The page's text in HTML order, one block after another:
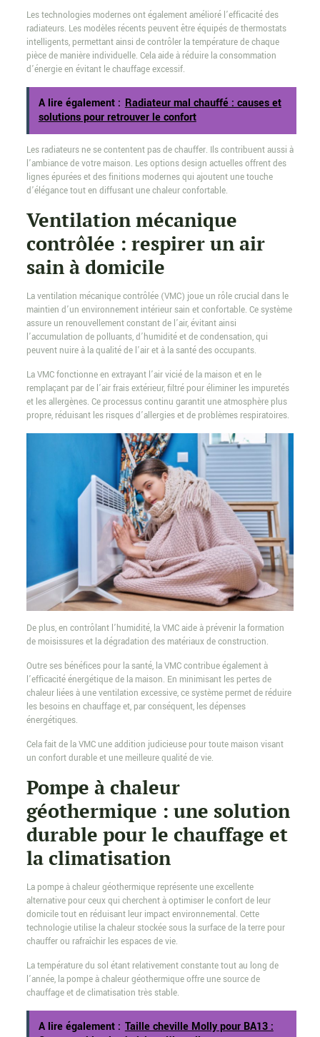
Les technologies modernes ont également amélioré l’efficacité des
radiateurs. Les modèles récents peuvent être équipés de thermostats
intelligents, permettant ainsi de contrôler la température de chaque
pièce de manière individuelle. Cela aide à réduire la consommation
d’énergie en évitant le chauffage excessif.
A lire également : Radiateur mal chauffé : causes et
solutions pour retrouver le confort
Les radiateurs ne se contentent pas de chauffer. Ils contribuent aussi à
l’ambiance de votre maison. Les options design actuelles offrent des
lignes épurées et des finitions modernes qui ajoutent une touche
d’élégance tout en diffusant une chaleur confortable.
Ventilation mécanique
contrôlée : respirer un air
sain à domicile
La ventilation mécanique contrôlée (VMC) joue un rôle crucial dans le
maintien d’un environnement intérieur sain et confortable. Ce système
assure un renouvellement constant de l’air, évitant ainsi
l’accumulation de polluants, d’humidité et de condensation, qui
peuvent nuire à la qualité de l’air et à la santé des occupants.
La VMC fonctionne en extrayant l’air vicié de la maison et en le
remplaçant par de l’air frais extérieur, filtré pour éliminer les impuretés
et les allergènes. Ce processus continu garantit une atmosphère plus
propre, réduisant les risques d’allergies et de problèmes respiratoires.
De plus, en contrôlant l’humidité, la VMC aide à prévenir la formation
de moisissures et la dégradation des matériaux de construction.
Outre ses bénéfices pour la santé, la VMC contribue également à
l’efficacité énergétique de la maison. En minimisant les pertes de
chaleur liées à une ventilation excessive, ce système permet de réduire
les besoins en chauffage et, par conséquent, les dépenses
énergétiques.
Cela fait de la VMC une addition judicieuse pour toute maison visant
un confort durable et une meilleure qualité de vie.
Pompe à chaleur
géothermique : une solution
durable pour le chauffage et
la climatisation
La pompe à chaleur géothermique représente une excellente
alternative pour ceux qui cherchent à optimiser le confort de leur
domicile tout en réduisant leur impact environnemental. Cette
technologie utilise la chaleur stockée sous la surface de la terre pour
chauffer ou rafraîchir les espaces de vie.
La température du sol étant relativement constante tout au long de
l’année, la pompe à chaleur géothermique offre une source de
chauffage et de climatisation très stable.
A lire également : Taille cheville Molly pour BA13 :